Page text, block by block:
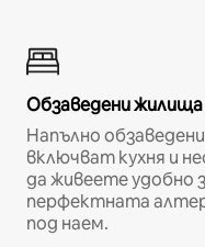
Обзаведени
Напълно
включват кухня и
да живеете удобно
перфектната
под наем.